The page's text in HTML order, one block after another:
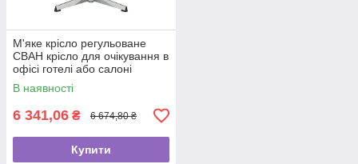
М'яке крісло регульоване
СВАН крісло для очікування в
офісі готелі або салоні
В наявності
6 341,06 ₴ 6 674,80 ₴
Купити